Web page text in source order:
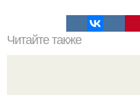
Читайте также